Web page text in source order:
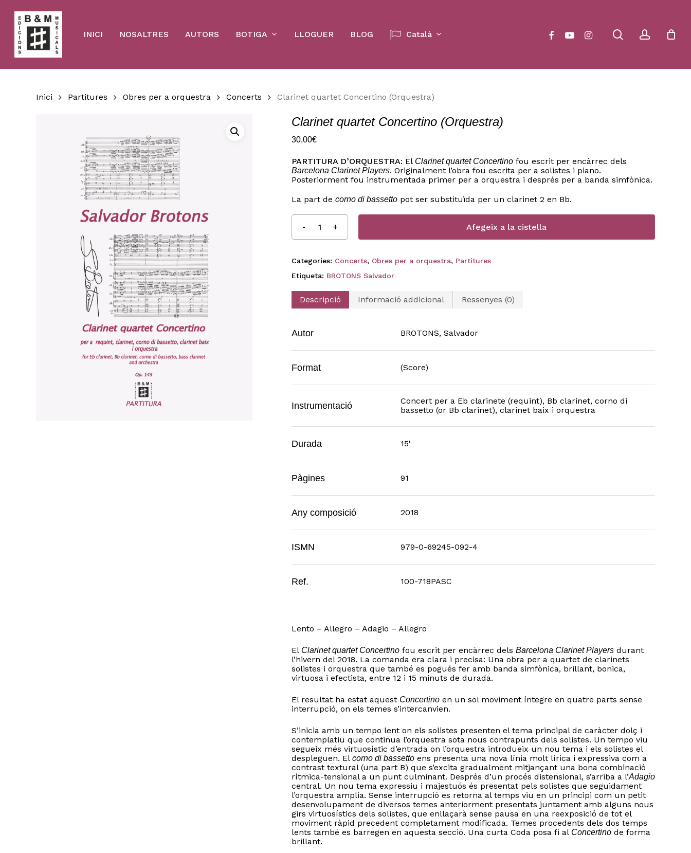
main
content
INICI NOSALTRES AUTORS BOTIGA LLOGUER BLOG Català searchaccount
facebookyoutubeinstagram Cart
Inici Partitures Obres per a orquestra Concerts Clarinet quartet Concertino (Orquestra)
Clarinet quartet Concertino (Orquestra)
30,00€
PARTITURA D’ORQUESTRA: El Clarinet quartet Concertinofou escrit per encàrrec dels
Barcelona Clarinet Players. Originalment l’obra fou escrita per a solistes i piano.
Posteriorment fou instrumentada primer per a orquestra i després per a banda simfònica.
La part de corno di bassettopot ser substituïda per un clarinet 2 en Bb.
Afegeix a la cistella
Categories: Concerts, Obres per a orquestra, Partitures
Etiqueta: BROTONS Salvador
Descripció Informació addicional Ressenyes (0)
Autor BROTONS, Salvador
Format (Score)
Instrumentació
Concert per a Eb clarinete (requint), Bb clarinet, corno di
bassetto (or Bb clarinet), clarinet baix i orquestra
Durada 15'
Pàgines 91
Any composició 2018
ISMN 979-0-69245-092-4
Ref. 100-718PASC
Lento – Allegro – Adagio – Allegro
El Clarinet quartet Concertinofou escrit per encàrrec dels Barcelona Clarinet Playersdurant
l’hivern del 2018. La comanda era clara i precisa: Una obra per a quartet de clarinets
solistes i orquestra que també es pogués fer amb banda simfònica, brillant, bonica,
virtuosa i efectista, entre 12 i 15 minuts de durada.
El resultat ha estat aquest Concertinoen un sol moviment íntegre en quatre parts sense
interrupció, on els temes s’intercanvien.
S’inicia amb un tempo lent on els solistes presenten el tema principal de caràcter dolç i
contemplatiu que continua l’orquestra sota nous contrapunts dels solistes. Un tempo viu
segueix més virtuosístic d’entrada on l’orquestra introdueix un nou tema i els solistes el
despleguen. El corno di bassettoens presenta una nova línia molt lírica i expressiva com a
contrast textural (una part B) que s’excita gradualment mitjançant una bona combinació
rítmica-tensional a un punt culminant. Després d’un procés distensional, s’arriba a l’Adagio
central. Un nou tema expressiu i majestuós és presentat pels solistes que seguidament
l’orquestra amplia. Sense interrupció es retorna al temps viu en un principi com un petit
desenvolupament de diversos temes anteriorment presentats juntament amb alguns nous
girs virtuosístics dels solistes, que enllaçarà sense pausa en una reexposició de tot el
moviment ràpid precedent completament modificada. Temes procedents dels dos temps
lents també es barregen en aquesta secció. Una curta Coda posa fi al Concertinode forma
brillant.